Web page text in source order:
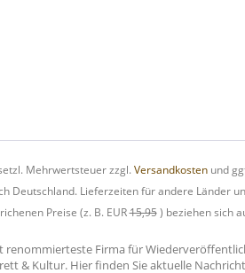
Mehrwertsteuer zzgl. Versandkostenund
Deutschland. Lieferzeiten für andere Länder
Preise (z. B. EUR15,95) beziehen sich
Firma für
& Kultur. Hier finden Sie aktuelle